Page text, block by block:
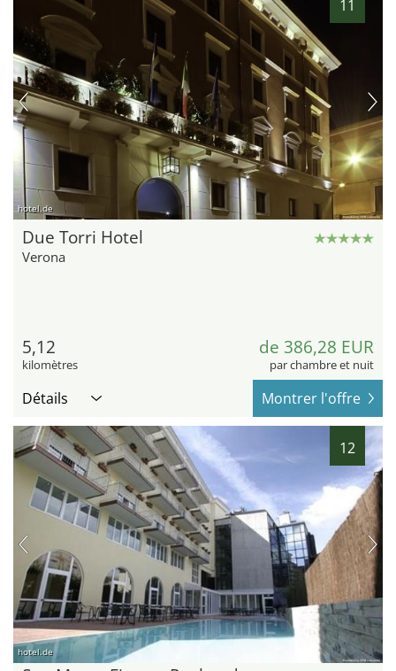
11
hotel.de
Due Torri Hotel
Verona
5,12
kilomètres
de 386,28 EUR
par chambre et nuit
Détails Montrer l'offre
12
hotel.de